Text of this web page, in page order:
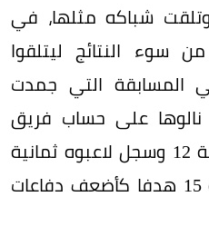
شباكه مثلها، في
سوء النتائج ليتلقوا
المسابقة التي جمدت
على حساب فريق
التعاون ليحلوا في المرتبة 12 وسجل لاعبوه ثمانية
أهداف واستقبلت شباكه 15 هدفا كأضعف دفاعات